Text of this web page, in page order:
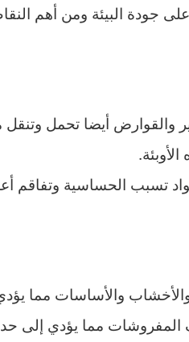
جودة البيئة ومن أهم
أيضا تحمل وتنقل
تسبب الحساسية وتفاقم
والأساسات مما
مما يؤدي إلى